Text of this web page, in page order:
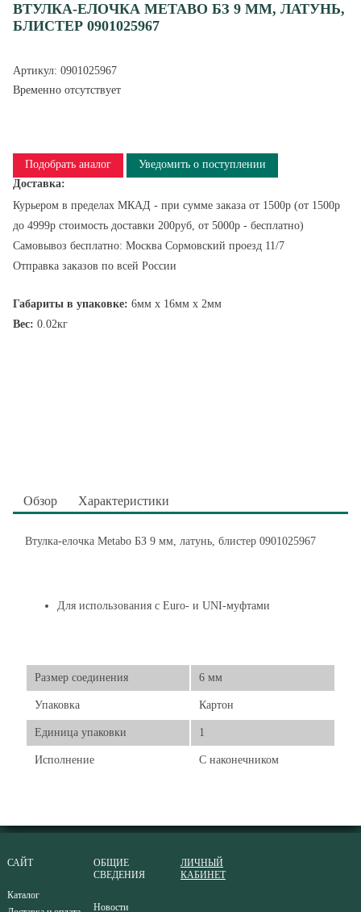
ВТУЛКА-ЕЛОЧКА METABO БЗ 9 ММ, ЛАТУНЬ,
БЛИСТЕР 0901025967
Артикул: 0901025967
Временно отсутствует
Подобрать аналог
Уведомить о поступлении
Доставка:
Курьером в пределах МКАД - при сумме заказа от 1500р (от 1500р
до 4999р стоимость доставки 200руб, от 5000р - бесплатно)
Самовывоз бесплатно: Москва Сормовский проезд 11/7
Отправка заказов по всей России
Габариты в упаковке: 6мм x 16мм x 2мм
Вес: 0.02кг
Обзор Характеристики
Втулка-елочка Metabo БЗ 9 мм, латунь, блистер 0901025967
Для использования с Euro- и UNI-муфтами
Размер соединения 6 мм
Упаковка Картон
Единица упаковки 1
Исполнение С наконечником
САЙТ
Каталог
ОБЩИЕ
СВЕДЕНИЯ
Новости
ЛИЧНЫЙ
КАБИНЕТ